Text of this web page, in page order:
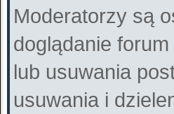
Moderatorzy są
doglądanie
lub usuwania
usuwania i